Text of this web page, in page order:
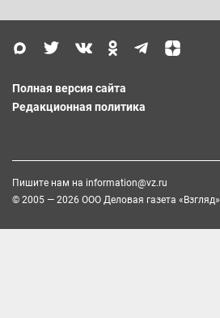
Полная версия сайта
Редакционная политика
Пишите нам на information@vz.ru
© 2005 — 2026 ООО Деловая газета «Взгляд»